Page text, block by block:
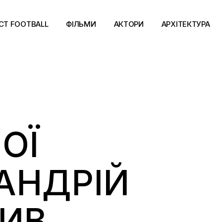
FOOTBALL ФІЛЬМИ АКТОРИ АРХІТЕКТУРА